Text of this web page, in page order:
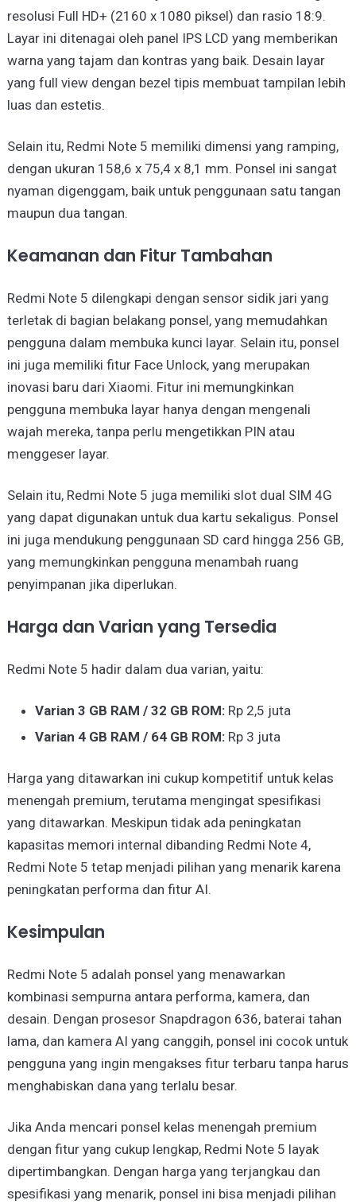
resolusi Full HD+ (2160 x 1080 piksel) dan rasio 18:9.
Layar ini ditenagai oleh panel IPS LCD yang memberikan
warna yang tajam dan kontras yang baik. Desain layar
yang full view dengan bezel tipis membuat tampilan lebih
luas dan estetis.
Selain itu, Redmi Note 5 memiliki dimensi yang ramping,
dengan ukuran 158,6 x 75,4 x 8,1 mm. Ponsel ini sangat
nyaman digenggam, baik untuk penggunaan satu tangan
maupun dua tangan.
Keamanan dan Fitur Tambahan
Redmi Note 5 dilengkapi dengan sensor sidik jari yang
terletak di bagian belakang ponsel, yang memudahkan
pengguna dalam membuka kunci layar. Selain itu, ponsel
ini juga memiliki fitur Face Unlock, yang merupakan
inovasi baru dari Xiaomi. Fitur ini memungkinkan
pengguna membuka layar hanya dengan mengenali
wajah mereka, tanpa perlu mengetikkan PIN atau
menggeser layar.
Selain itu, Redmi Note 5 juga memiliki slot dual SIM 4G
yang dapat digunakan untuk dua kartu sekaligus. Ponsel
ini juga mendukung penggunaan SD card hingga 256 GB,
yang memungkinkan pengguna menambah ruang
penyimpanan jika diperlukan.
Harga dan Varian yang Tersedia
Redmi Note 5 hadir dalam dua varian, yaitu:
Varian 3 GB RAM / 32 GB ROM:Rp 2,5 juta
Varian 4 GB RAM / 64 GB ROM:Rp 3 juta
Harga yang ditawarkan ini cukup kompetitif untuk kelas
menengah premium, terutama mengingat spesifikasi
yang ditawarkan. Meskipun tidak ada peningkatan
kapasitas memori internal dibanding Redmi Note 4,
Redmi Note 5 tetap menjadi pilihan yang menarik karena
peningkatan performa dan fitur AI.
Kesimpulan
Redmi Note 5 adalah ponsel yang menawarkan
kombinasi sempurna antara performa, kamera, dan
desain. Dengan prosesor Snapdragon 636, baterai tahan
lama, dan kamera AI yang canggih, ponsel ini cocok untuk
pengguna yang ingin mengakses fitur terbaru tanpa harus
menghabiskan dana yang terlalu besar.
Jika Anda mencari ponsel kelas menengah premium
dengan fitur yang cukup lengkap, Redmi Note 5 layak
dipertimbangkan. Dengan harga yang terjangkau dan
spesifikasi yang menarik, ponsel ini bisa menjadi pilihan